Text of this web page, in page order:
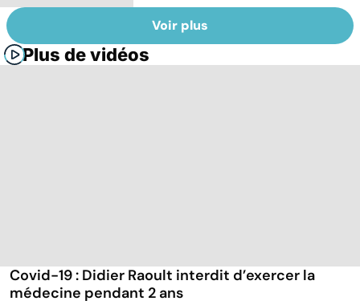
Voir plus
Plus de vidéos
Covid-19 : Didier Raoult interdit d’exercer la
médecine pendant 2 ans